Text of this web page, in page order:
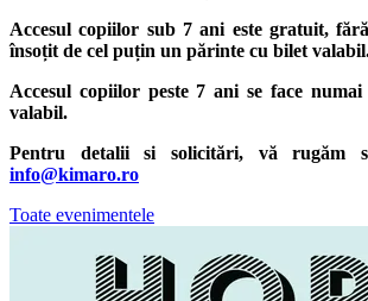
Accesul copiilor sub 7 ani este gratuit,
însoțit de cel puțin un părinte cu bilet
Accesul copiilor peste 7 ani se face
valabil.
Pentru detalii si solicitări, vă rugăm
info@kimaro.ro
Toate evenimentele